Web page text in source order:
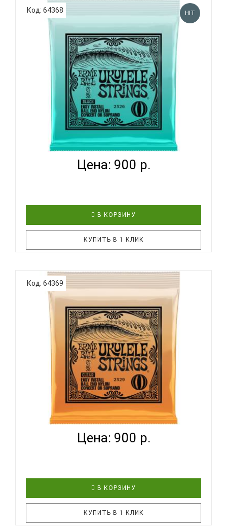
Компания Flight постоянно расширяет
ассортимент доступных аксессуаров для укулеле.
Представляем вам новинку 2020 года - струны для
укулеле сопрано и концерт FLIGHT FUSSC-100.
Часто упускаются из виду, что струны оказывают
огромное влияние на звучани..
Код: 64368 HIT
ERNIE BALL 2326 BALL END NYLON 28-40 - СТРУНЫ
ДЛЯ ...
Цена: 900 р.
В КОРЗИНУ
КУПИТЬ В 1 КЛИК
Струны Ernie Ball 2326 для укулеле выполнены
из 100%-ной нити нейлона. Струны обеспечивают
теплое и насыщенное звучание с яркой и ударной
атакой благодаря черному нейлону. Струны для
укулеле оснащены шариковой конструкцией для
облегчения процесса ус..
Код: 64369
ERNIE BALL 2329 BALL END NYLON 28-40 - СТРУНЫ
ДЛЯ ...
Цена: 900 р.
В КОРЗИНУ
КУПИТЬ В 1 КЛИК